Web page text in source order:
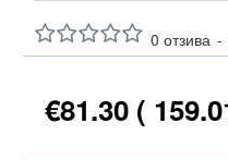
0 отзива -
€81.30 (